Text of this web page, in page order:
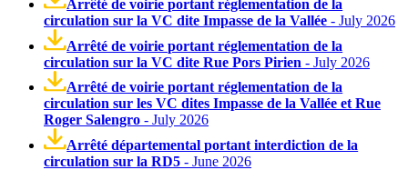
Arrêté de voirie portant réglementation de la
circulation sur la VC dite Impasse de la Vallée - July 2026
Arrêté de voirie portant réglementation de la
circulation sur la VC dite Rue Pors Pirien - July 2026
Arrêté de voirie portant réglementation de la
circulation sur les VC dites Impasse de la Vallée et Rue
Roger Salengro - July 2026
Arrêté départemental portant interdiction de la
circulation sur la RD5 - June 2026